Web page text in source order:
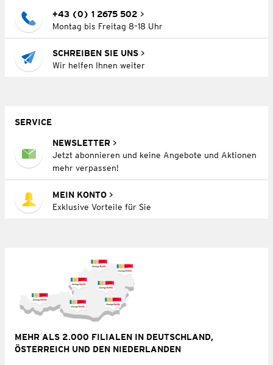
+43 (0) 1 2675 502
Montag bis Freitag 8–18 Uhr
SCHREIBEN SIE UNS
Wir helfen Ihnen weiter
SERVICE
NEWSLETTER
Jetzt abonnieren und keine Angebote und Aktionen
mehr verpassen!
MEIN KONTO
Exklusive Vorteile für Sie
MEHR ALS 2.000 FILIALEN IN DEUTSCHLAND,
ÖSTERREICH UND DEN NIEDERLANDEN